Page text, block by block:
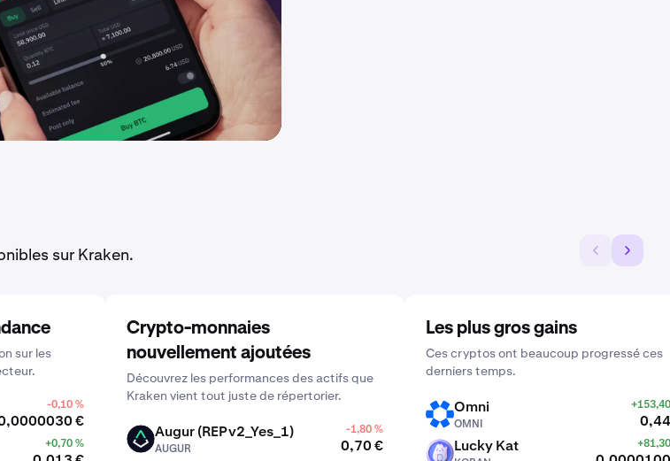
sur Kraken.
sur les
-0,10 %
€
+0,70 %
Crypto-monnaies
nouvellement ajoutées
Découvrez les performances des actifs que
Kraken vient tout juste de répertorier.
AUGUR Augur (REPv2_Yes_1)
AUGUR
-1,80 %
0,70 €
Les plus gros gains
Ces cryptos ont beaucoup progressé ces
derniers temps.
Omni
OMNI
KOBAN Lucky Kat